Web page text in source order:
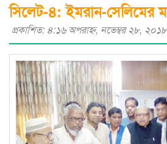
সিলেট-৪: ইমরান-সেলিমের
প্রকাশিত: ৪:১৬ অপরাহ্ণ, নভেম্বর ২৮, ২০১৮